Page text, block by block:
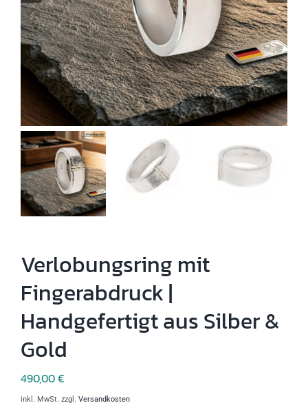
Verlobungsring mit
Fingerabdruck |
Handgefertigt aus Silber &
Gold
490,00€
inkl. MwSt. zzgl. Versandkosten